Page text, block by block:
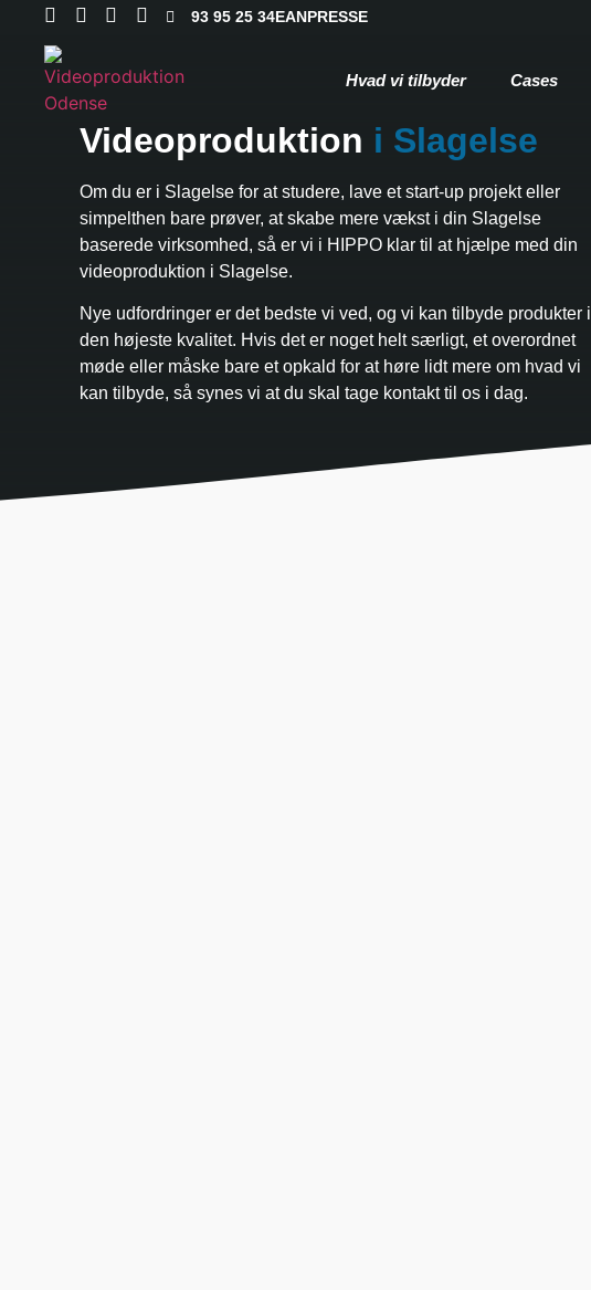
93 95 25 34EANPRESSE
Hvad vi tilbyder Cases
Videoproduktion i Slagelse
Om du er i Slagelse for at studere, lave et start-up projekt eller
simpelthen bare prøver, at skabe mere vækst i din Slagelse
baserede virksomhed, så er vi i HIPPO klar til at hjælpe med din
videoproduktion i Slagelse.
Nye udfordringer er det bedste vi ved, og vi kan tilbyde produkter i
den højeste kvalitet. Hvis det er noget helt særligt, et overordnet
møde eller måske bare et opkald for at høre lidt mere om hvad vi
kan tilbyde, så synes vi at du skal tage kontakt til os i dag.